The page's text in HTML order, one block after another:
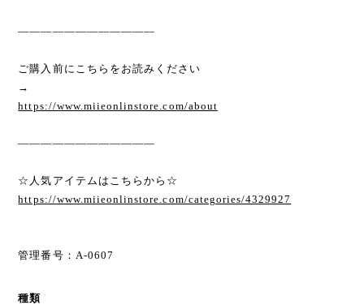
————————————
ご購入前にこちらをお読みください
→
https://www.miieonlinstore.com/about
————————————
☆人気アイテムはこちらから☆
https://www.miieonlinstore.com/categories/4329927
管理番号：A-0607
種類